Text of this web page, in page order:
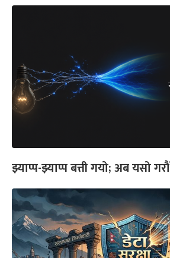
झ्याप्प-झ्याप्प बत्ती गयो; अब यसो गरौं